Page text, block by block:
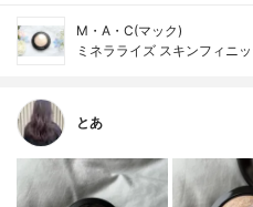
M・A・C(マック)
ミネラライズ スキンフィニ
とあ